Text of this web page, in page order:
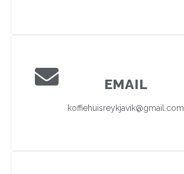
EMAIL
koffiehuisreykjavik@gmail.com